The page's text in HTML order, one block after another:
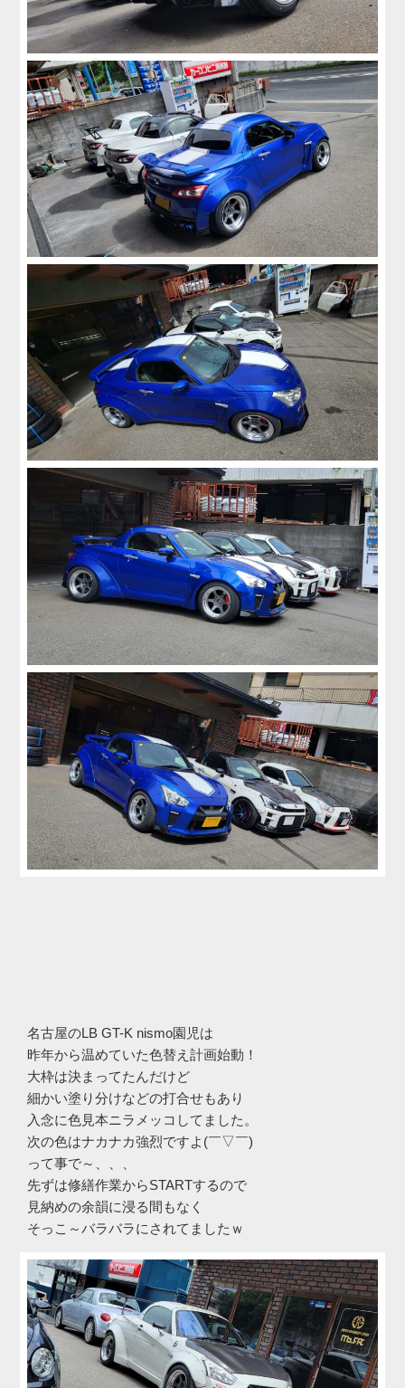
名古屋のLB GT-K nismo園児は
昨年から温めていた色替え計画始動！
大枠は決まってたんだけど
細かい塗り分けなどの打合せもあり
入念に色見本ニラメッコしてました。
次の色はナカナカ強烈ですよ(￣▽￣)
って事で～、、、
先ずは修繕作業からSTARTするので
見納めの余韻に浸る間もなく
そっこ～バラバラにされてましたｗ